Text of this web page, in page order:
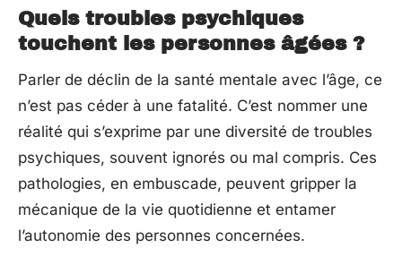
Quels troubles psychiques
touchent les personnes âgées ?
Parler de déclin de la santé mentale avec l’âge, ce
n’est pas céder à une fatalité. C’est nommer une
réalité qui s’exprime par une diversité de troubles
psychiques, souvent ignorés ou mal compris. Ces
pathologies, en embuscade, peuvent gripper la
mécanique de la vie quotidienne et entamer
l’autonomie des personnes concernées.